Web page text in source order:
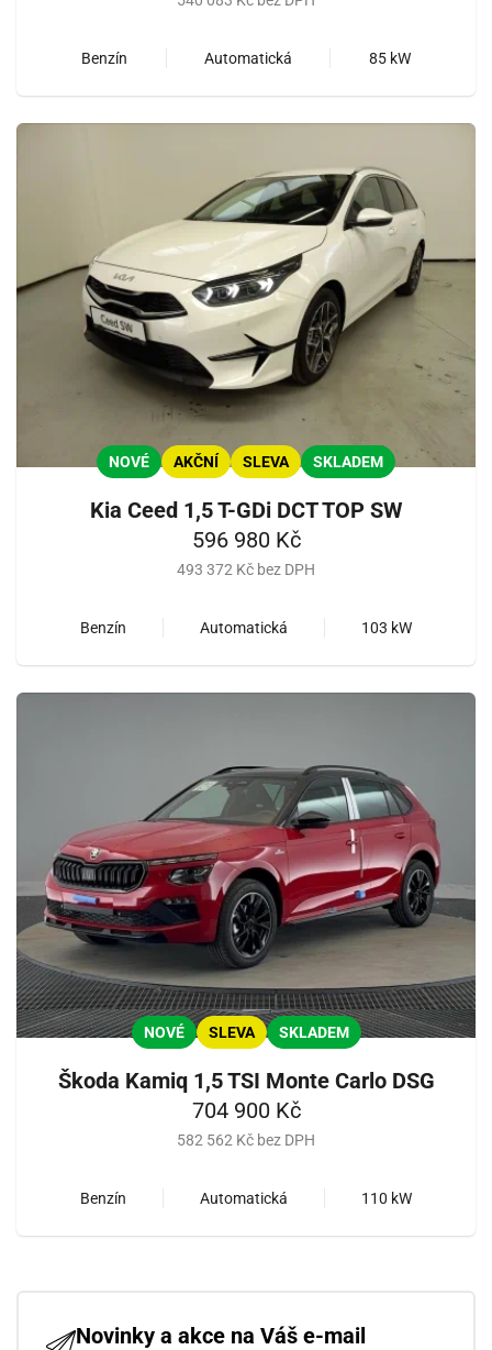
Benzín Automatická 85 kW
NOVÉ AKČNÍ SLEVA SKLADEM
Kia Ceed 1,5 T-GDi DCT TOP SW
596 980 Kč
493 372 Kč bez DPH
Benzín Automatická 103 kW
NOVÉ SLEVA SKLADEM
Škoda Kamiq 1,5 TSI Monte Carlo DSG
704 900 Kč
582 562 Kč bez DPH
Benzín Automatická 110 kW
Novinky a akce na Váš e-mail